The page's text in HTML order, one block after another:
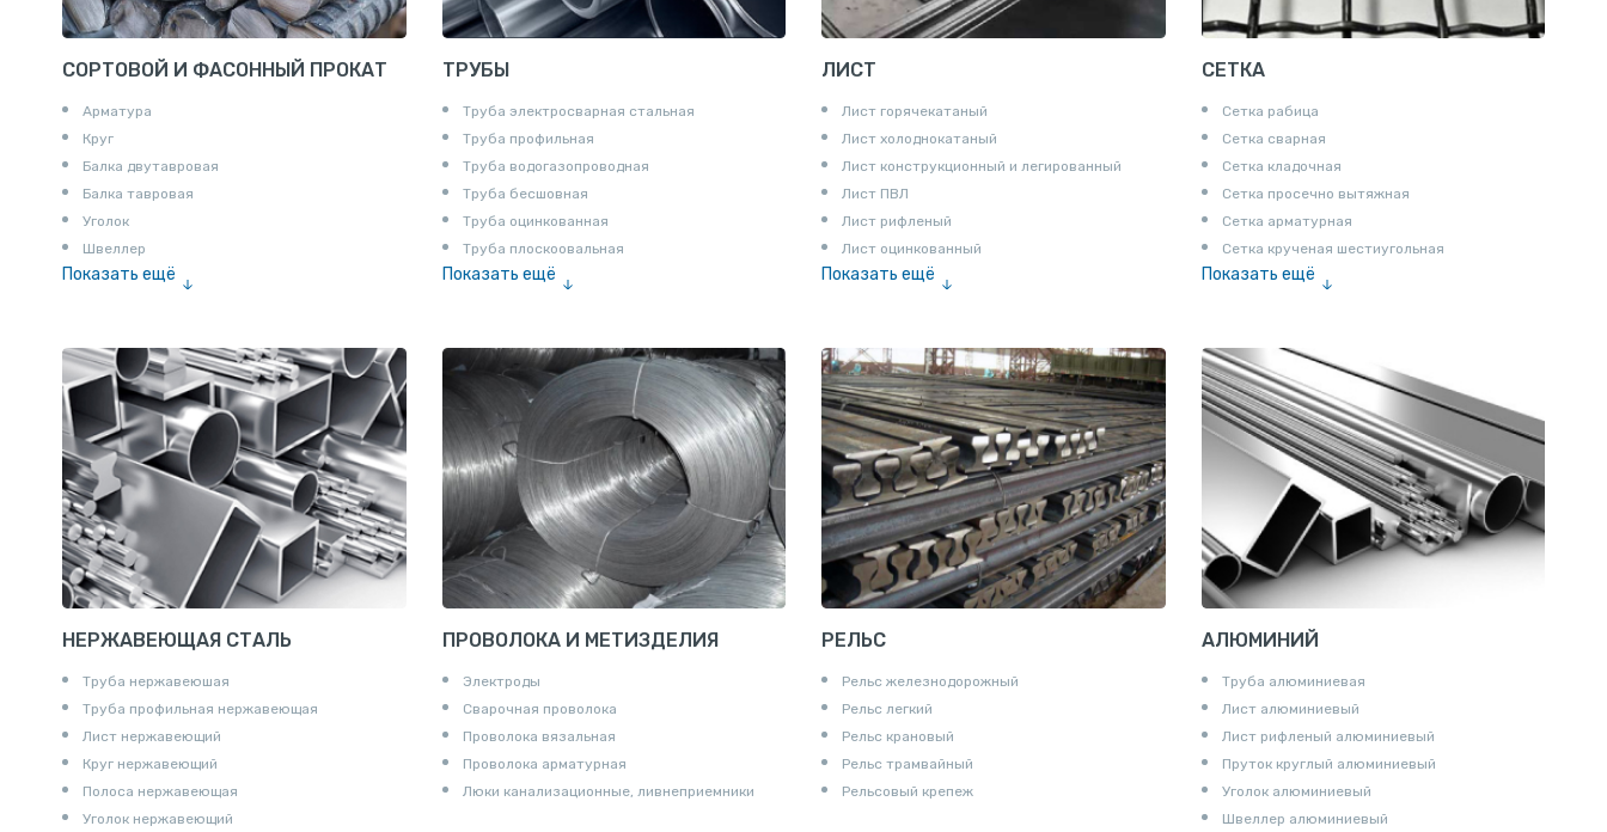
СОРТОВОЙ И ФАСОННЫЙ ПРОКАТ
Арматура
Круг
Балка двутавровая
Балка тавровая
Уголок
Швеллер
Показать ещё
Катанка
Шестигранник
Полособульб
Полукруг
Шпунт Ларсена
ТРУБЫ
Труба электросварная стальная
Труба профильная
Труба водогазопроводная
Труба бесшовная
Труба оцинкованная
Труба плоскоовальная
Показать ещё
ЛИСТ
Лист горячекатаный
Лист холоднокатаный
Лист конструкционный и легированный
Лист ПВЛ
Лист рифленый
Лист оцинкованный
Показать ещё
СЕТКА
Сетка рабица
Сетка сварная
Сетка кладочная
Сетка просечно вытяжная
Сетка арматурная
Сетка крученая шестиугольная
Показать ещё
НЕРЖАВЕЮЩАЯ СТАЛЬ
Труба нержавеюшая
Труба профильная нержавеющая
Лист нержавеющий
Круг нержавеющий
Полоса нержавеющая
Уголок нержавеющий
ПРОВОЛОКА И МЕТИЗДЕЛИЯ
Электроды
Сварочная проволока
Проволока вязальная
Проволока арматурная
Люки канализационные, ливнеприемники
РЕЛЬС
Рельс железнодорожный
Рельс легкий
Рельс крановый
Рельс трамвайный
Рельсовый крепеж
АЛЮМИНИЙ
Труба алюминиевая
Лист алюминиевый
Лист рифленый алюминиевый
Пруток круглый алюминиевый
Уголок алюминиевый
Швеллер алюминиевый